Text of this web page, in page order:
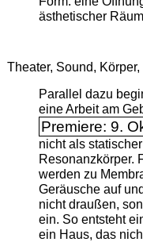
ästhetischer
Theater, Sound, Körper,
Parallel dazu
eine Arbeit am
Premiere: 9.
nicht als
Resonanzkörper.
werden zu
Geräusche auf
nicht draußen,
ein. So entsteht
ein Haus, das